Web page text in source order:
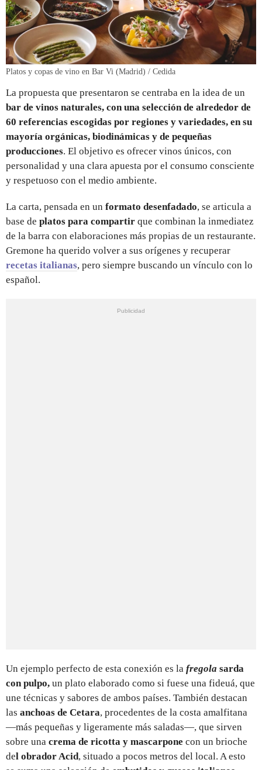
Platos y copas de vino en Bar Vi (Madrid) / Cedida
La propuesta que presentaron se centraba en la idea de un
bar de vinos naturales, con una selección de alrededor de
60 referencias escogidas por regiones y variedades, en su
mayoría orgánicas, biodinámicas y de pequeñas
producciones. El objetivo es ofrecer vinos únicos, con
personalidad y una clara apuesta por el consumo consciente
y respetuoso con el medio ambiente.
La carta, pensada en un formato desenfadado, se articula a
base de platos para compartir que combinan la inmediatez
de la barra con elaboraciones más propias de un restaurante.
Gremone ha querido volver a sus orígenes y recuperar
recetas italianas, pero siempre buscando un vínculo con lo
español.
Un ejemplo perfecto de esta conexión es la fregola sarda
con pulpo, un plato elaborado como si fuese una fideuá, que
une técnicas y sabores de ambos países. También destacan
las anchoas de Cetara, procedentes de la costa amalfitana
—más pequeñas y ligeramente más saladas—, que sirven
sobre una crema de ricotta y mascarpone con un brioche
del obrador Acid, situado a pocos metros del local. A esto